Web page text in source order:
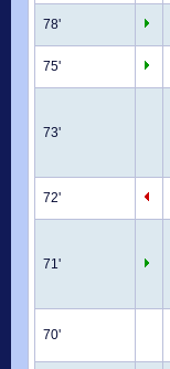
78'
75'
73'
72'
71'
70'